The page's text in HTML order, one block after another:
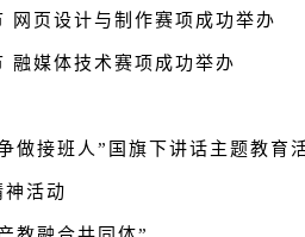
网页设计与制作赛项成功举办
融媒体技术赛项成功举办
做接班人”国旗下讲话主题教育
活动